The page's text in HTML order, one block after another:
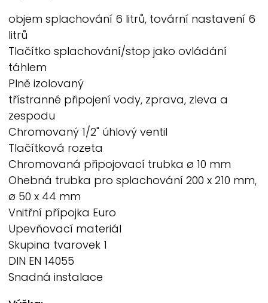
objem splachování 6 litrů, tovární nastavení 6
litrů
Tlačítko splachování/stop jako ovládání
táhlem
Plně izolovaný
třístranné připojení vody, zprava, zleva a
zespodu
Chromovaný 1/2" úhlový ventil
Tlačítková rozeta
Chromovaná připojovací trubka ø 10 mm
Ohebná trubka pro splachování 200 x 210 mm,
ø 50 x 44 mm
Vnitřní přípojka Euro
Upevňovací materiál
Skupina tvarovek 1
DIN EN 14055
Snadná instalace